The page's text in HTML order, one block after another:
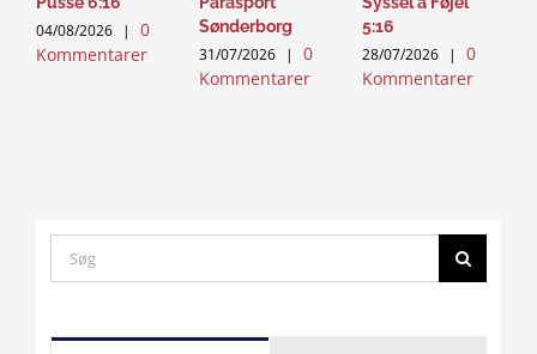
04/08/2026 |
0
Kommentarer
Sønderborg
31/07/2026 |
0
Kommentarer
5:16
28/07/2026 |
0
Kommentarer
Search
for: